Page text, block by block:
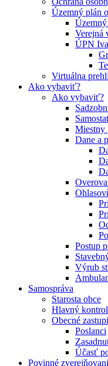
Územný plán
Verejná
ÚPN
Virtuálna
Ako vybaviť?
Ako vybaviť?
Miestny
Dane a
Postup
Výrub
Samospráva
Starosta obce
Hlavný
Obecné
Poslanci
Účasť
Povinné